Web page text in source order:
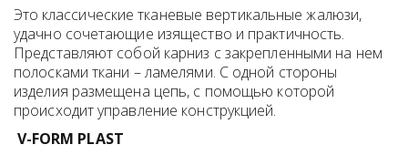
Это классические тканевые вертикальные жалюзи,
удачно сочетающие изящество и практичность.
Представляют собой карниз с закрепленными на нем
полосками ткани – ламелями. С одной стороны
изделия размещена цепь, с помощью которой
происходит управление конструкцией.
V-FORM PLAST